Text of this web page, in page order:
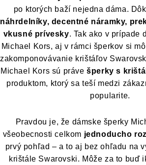
po ktorých baží nejedna dáma.
náhrdelníky, decentné náramky,
vkusné prívesky. Tak ako v prípade
Michael Kors, aj v rámci šperkov si
zakomponovávanie krištáľov
Michael Kors sú práve šperky s
produktom, ktorý sa teší medzi
popularite.
Pravdou je, že dámske šperky
všeobecnosti celkom jednoducho
prvý pohľad – a to aj bez ohľadu na
krištále Swarovski. Môže za to buď